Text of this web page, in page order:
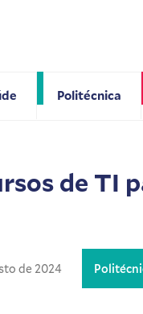
Politécnica
de TI
de 2024